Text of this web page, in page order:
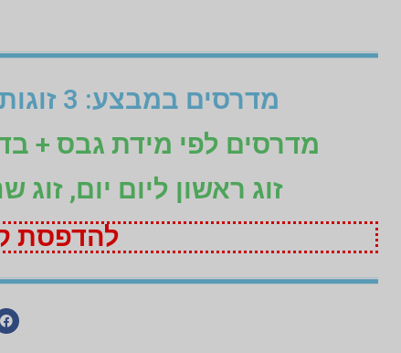
מדרסים במבצע: 3 זוגות לפי מידת גבס בהתאמה אישית (1+1+1 חינם)
מדרסים לפי מידת גבס +
זוג ראשון ליום יום, זוג
להדפסת